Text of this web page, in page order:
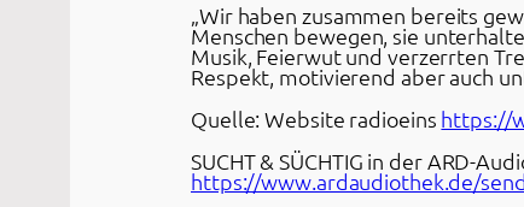
„Wir haben zusammen bereits
Menschen bewegen, sie
Musik, Feierwut und verzerrten
Respekt, motivierend aber auch
Quelle: Website radioeins https://
SUCHT & SÜCHTIG in der ARD-
https://www.ardaudiothek.de/